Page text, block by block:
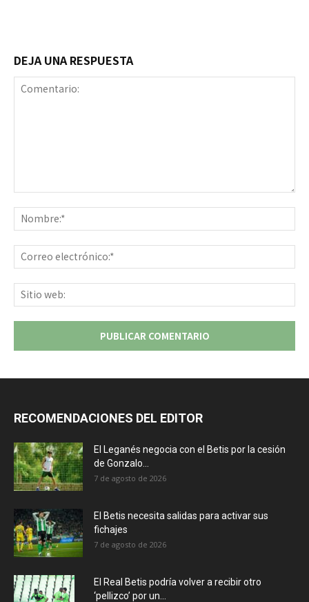
DEJA UNA RESPUESTA
RECOMENDACIONES DEL EDITOR
El Leganés negocia con el Betis por la cesión
de Gonzalo...
7 de agosto de 2026
El Betis necesita salidas para activar sus
fichajes
7 de agosto de 2026
El Real Betis podría volver a recibir otro
‘pellizco’ por un...